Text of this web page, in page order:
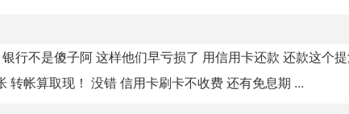
行不是傻子阿 这样他们早亏损了 用信用卡还款 还款这个
转帐算取现！ 没错 信用卡刷卡不收费 还有免息期 ...